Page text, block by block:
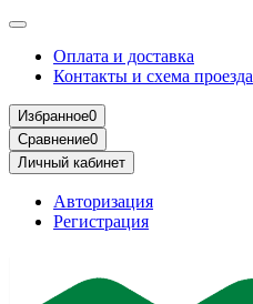
Оплата и доставка
Контакты и схема проезда
Избранное0
Сравнение0
Личный кабинет
Авторизация
Регистрация